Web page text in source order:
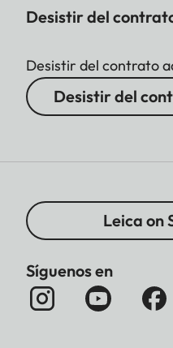
Desistir del
Desistir del contrato
Desistir del
Leica on
Síguenos en